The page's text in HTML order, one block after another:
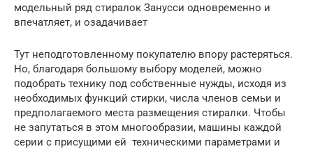
модельный ряд стиралок Занусси одновременно и
впечатляет, и озадачивает
Тут неподготовленному покупателю впору растеряться.
Но, благодаря большому выбору моделей, можно
подобрать технику под собственные нужды, исходя из
необходимых функций стирки, числа членов семьи и
предполагаемого места размещения стиралки. Чтобы
не запутаться в этом многообразии, машины каждой
серии с присущими ей техническими параметрами и